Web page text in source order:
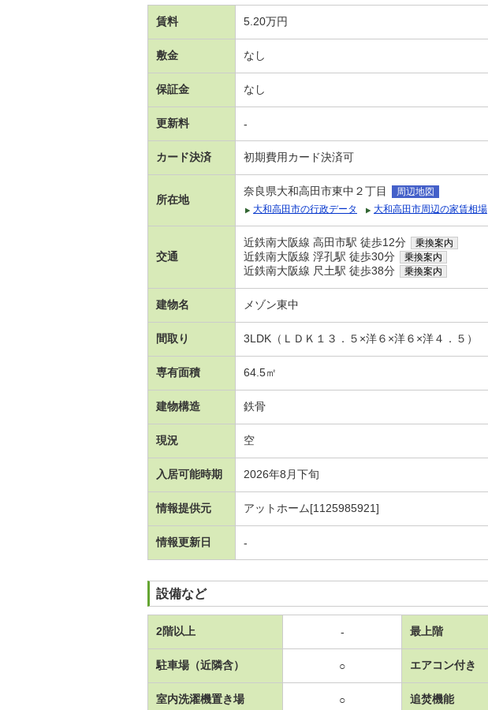
賃料 5.20万円
敷金 なし
保証金 なし
更新料 -
カード決済 初期費用カード決済可
所在地
奈良県大和高田市東中２丁目
周辺地図
大和高田市の行政データ
大和高田市周辺の家賃相場
交通
近鉄南大阪線 高田市駅 徒歩12分 乗換案内
近鉄南大阪線 浮孔駅 徒歩30分 乗換案内
近鉄南大阪線 尺土駅 徒歩38分 乗換案内
建物名 メゾン東中
間取り 3LDK（ＬＤＫ１３．５×洋６×洋６×洋４．５）
専有面積 64.5㎡
建物構造 鉄骨
現況 空
入居可能時期 2026年8月下旬
情報提供元 アットホーム[1125985921]
情報更新日 -
設備など
2階以上 - 最上階
駐車場（近隣含） ○ エアコン付き
室内洗濯機置き場 ○ 追焚機能